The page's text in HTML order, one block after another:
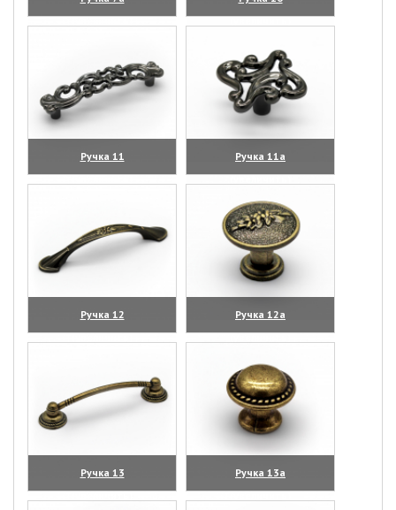
(увеличить)
(увеличить)
Ручка 11
(увеличить)
Ручка 11а
(увеличить)
Ручка 12
(увеличить)
Ручка 12а
(увеличить)
Ручка 13
(увеличить)
Ручка 13а
(увеличить)